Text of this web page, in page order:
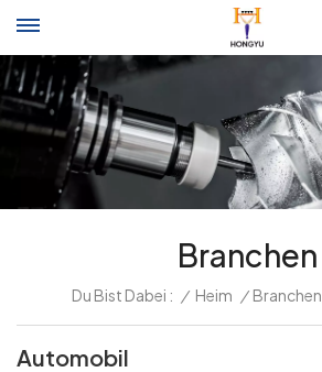
Branchen
Du Bist Dabei : / Heim / Branchen
Automobil